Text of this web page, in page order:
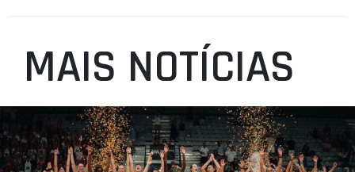
MAIS NOTÍCIAS